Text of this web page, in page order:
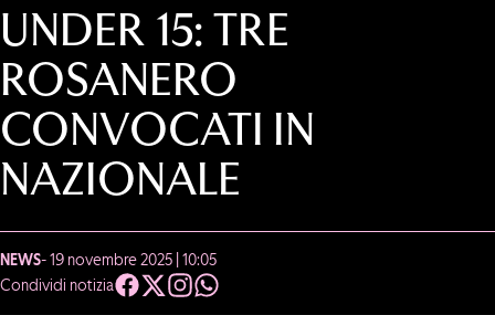
UNDER 15: TRE
ROSANERO
CONVOCATI IN
NAZIONALE
NEWS- 19 novembre 2025 | 10:05
Condividi notizia